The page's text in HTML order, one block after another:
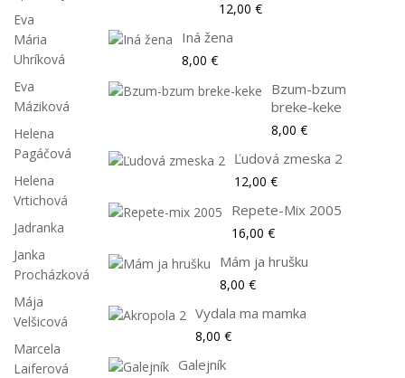
Eva
Mária
Uhríková
Eva
Máziková
Helena
Pagáčová
Helena
Vrtichová
Jadranka
Janka
Procházková
Mája
Velšicová
Marcela
Laiferová
12,00 €
Iná žena
8,00 €
Bzum-bzum
breke-keke
8,00 €
Ľudová zmeska 2
12,00 €
Repete-Mix 2005
16,00 €
Mám ja hrušku
8,00 €
Vydala ma mamka
8,00 €
Galejník